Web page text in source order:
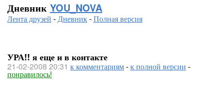
Дневник YOU_NOVA
Лента друзей -Дневник-Полная версия
УРА!! я еще и в контакте
21-02-2008 20:31 к комментариям-к полной версии -
понравилось!